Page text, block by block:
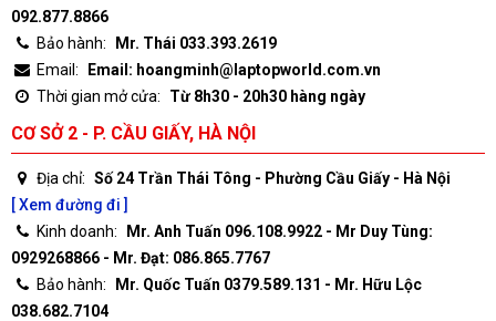
092.877.8866
Bảo hành:
Mr. Thái 033.393.2619
Email:
Email: hoangminh@laptopworld.com.vn
Thời gian mở cửa:
Từ 8h30 - 20h30 hàng ngày
CƠ SỞ 2 - P. CẦU GIẤY, HÀ NỘI
Địa chỉ: Số 24 Trần Thái Tông - Phường Cầu Giấy - Hà Nội
[ Xem đường đi ]
Kinh doanh:
Mr. Anh Tuấn 096.108.9922 - Mr Duy Tùng:
0929268866 - Mr. Đạt: 086.865.7767
Bảo hành:
Mr. Quốc Tuấn 0379.589.131 - Mr. Hữu Lộc
038.682.7104